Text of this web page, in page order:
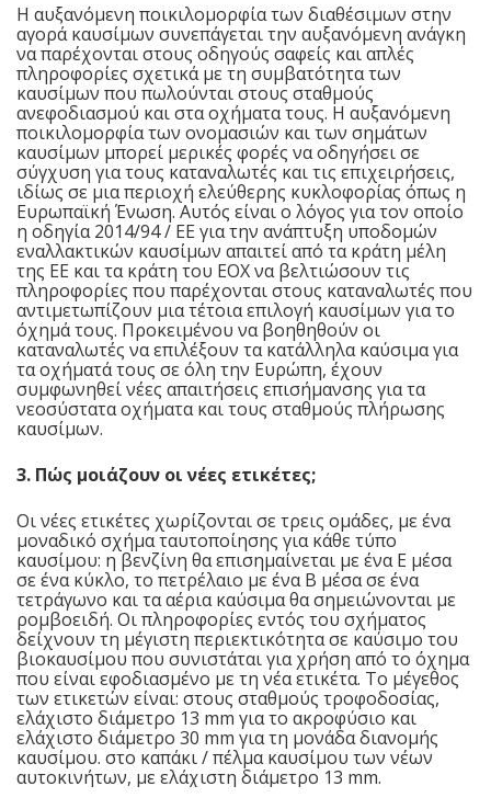
Η αυξανόμενη ποικιλομορφία των διαθέσιμων στην
αγορά καυσίμων συνεπάγεται την αυξανόμενη ανάγκη
να παρέχονται στους οδηγούς σαφείς και απλές
πληροφορίες σχετικά με τη συμβατότητα των
καυσίμων που πωλούνται στους σταθμούς
ανεφοδιασμού και στα οχήματα τους. Η αυξανόμενη
ποικιλομορφία των ονομασιών και των σημάτων
καυσίμων μπορεί μερικές φορές να οδηγήσει σε
σύγχυση για τους καταναλωτές και τις επιχειρήσεις,
ιδίως σε μια περιοχή ελεύθερης κυκλοφορίας όπως η
Ευρωπαϊκή Ένωση. Αυτός είναι ο λόγος για τον οποίο
η οδηγία 2014/94 / ΕΕ για την ανάπτυξη υποδομών
εναλλακτικών καυσίμων απαιτεί από τα κράτη μέλη
της ΕΕ και τα κράτη του ΕΟΧ να βελτιώσουν τις
πληροφορίες που παρέχονται στους καταναλωτές που
αντιμετωπίζουν μια τέτοια επιλογή καυσίμων για το
όχημά τους. Προκειμένου να βοηθηθούν οι
καταναλωτές να επιλέξουν τα κατάλληλα καύσιμα για
τα οχήματά τους σε όλη την Ευρώπη, έχουν
συμφωνηθεί νέες απαιτήσεις επισήμανσης για τα
νεοσύστατα οχήματα και τους σταθμούς πλήρωσης
καυσίμων.
3. Πώς μοιάζουν οι νέες ετικέτες;
Οι νέες ετικέτες χωρίζονται σε τρεις ομάδες, με ένα
μοναδικό σχήμα ταυτοποίησης για κάθε τύπο
καυσίμου: η βενζίνη θα επισημαίνεται με ένα Ε μέσα
σε ένα κύκλο, το πετρέλαιο με ένα Β μέσα σε ένα
τετράγωνο και τα αέρια καύσιμα θα σημειώνονται με
ρομβοειδή. Οι πληροφορίες εντός του σχήματος
δείχνουν τη μέγιστη περιεκτικότητα σε καύσιμο του
βιοκαυσίμου που συνιστάται για χρήση από το όχημα
που είναι εφοδιασμένο με τη νέα ετικέτα. Το μέγεθος
των ετικετών είναι: στους σταθμούς τροφοδοσίας,
ελάχιστο διάμετρο 13 mm για το ακροφύσιο και
ελάχιστο διάμετρο 30 mm για τη μονάδα διανομής
καυσίμου. στο καπάκι / πέλμα καυσίμου των νέων
αυτοκινήτων, με ελάχιστη διάμετρο 13 mm.